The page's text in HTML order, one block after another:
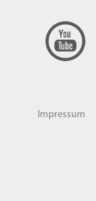
Impressum